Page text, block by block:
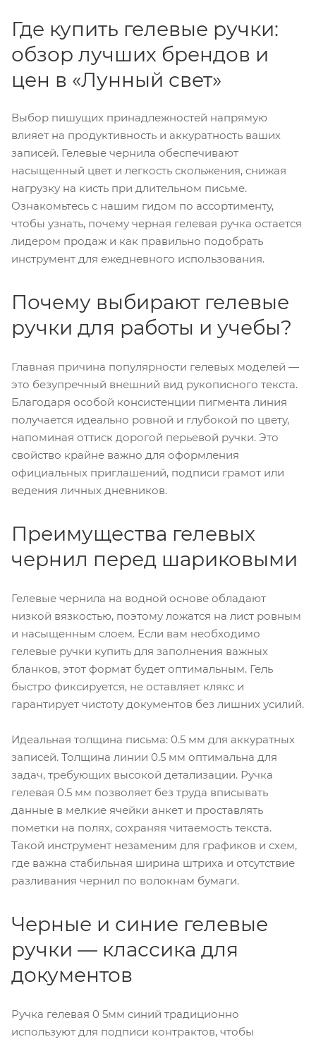
Где купить гелевые ручки:
обзор лучших брендов и
цен в «Лунный свет»
Выбор пишущих принадлежностей напрямую
влияет на продуктивность и аккуратность ваших
записей. Гелевые чернила обеспечивают
насыщенный цвет и легкость скольжения, снижая
нагрузку на кисть при длительном письме.
Ознакомьтесь с нашим гидом по ассортименту,
чтобы узнать, почему черная гелевая ручка остается
лидером продаж и как правильно подобрать
инструмент для ежедневного использования.
Почему выбирают гелевые
ручки для работы и учебы?
Главная причина популярности гелевых моделей —
это безупречный внешний вид рукописного текста.
Благодаря особой консистенции пигмента линия
получается идеально ровной и глубокой по цвету,
напоминая оттиск дорогой перьевой ручки. Это
свойство крайне важно для оформления
официальных приглашений, подписи грамот или
ведения личных дневников.
Преимущества гелевых
чернил перед шариковыми
Гелевые чернила на водной основе обладают
низкой вязкостью, поэтому ложатся на лист ровным
и насыщенным слоем. Если вам необходимо
гелевые ручки купить для заполнения важных
бланков, этот формат будет оптимальным. Гель
быстро фиксируется, не оставляет клякс и
гарантирует чистоту документов без лишних усилий.
Идеальная толщина письма: 0.5 мм для аккуратных
записей. Толщина линии 0.5 мм оптимальна для
задач, требующих высокой детализации. Ручка
гелевая 0.5 мм позволяет без труда вписывать
данные в мелкие ячейки анкет и проставлять
пометки на полях, сохраняя читаемость текста.
Такой инструмент незаменим для графиков и схем,
где важна стабильная ширина штриха и отсутствие
разливания чернил по волокнам бумаги.
Черные и синие гелевые
ручки — классика для
документов
Ручка гелевая 0 5мм синий традиционно
используют для подписи контрактов, чтобы